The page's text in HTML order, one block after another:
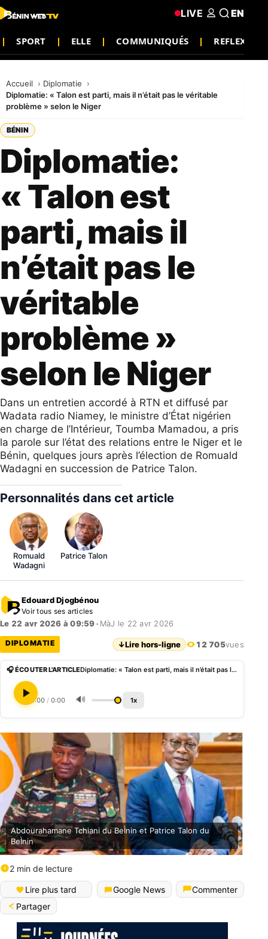
SPORT ELLE COMMUNIQUÉS REFLEXION
LIVE EN
Accueil
Diplomatie
Diplomatie: « Talon est parti, mais il n’était pas le véritable
problème » selon le Niger
BÉNIN
Diplomatie:
« Talon est
parti, mais il
n’était pas le
véritable
problème »
selon le Niger
Dans un entretien accordé à RTN et diffusé par
Wadata radio Niamey, le ministre d’État nigérien
en charge de l’Intérieur, Toumba Mamadou, a pris
la parole sur l’état des relations entre le Niger et le
Bénin, quelques jours après l’élection de Romuald
Wadagni en succession de Patrice Talon.
Personnalités dans cet article
Romuald
Wadagni
Patrice Talon
Edouard Djogbénou
Voir tous ses articles
Le 22 avr 2026 à 09:59• MàJ le 22 avr 2026
DIPLOMATIE ↓Lire hors-ligne 12 705vues
🎧 ÉCOUTER L'ARTICLE Diplomatie: « Talon est parti, mais il n’était pas le véritable problème » selon le Niger
0:00 / 0:00 🔊 1x
Abdourahamane Tchiani du BeÌnin et Patrice Talon du
BeÌnin
2 min de lecture
Lire plus tard Google News
Commenter
Partager